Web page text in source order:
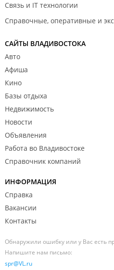
Связь и IT технологии
Справочные, оперативные и
САЙТЫ ВЛАДИВОСТОКА
Авто
Афиша
Кино
Базы отдыха
Недвижимость
Новости
Объявления
Работа во Владивостоке
Справочник компаний
ИНФОРМАЦИЯ
Справка
Вакансии
Контакты
Обнаружили ошибку или у Вас есть
Напишите нам письмо:
spr@VL.ru